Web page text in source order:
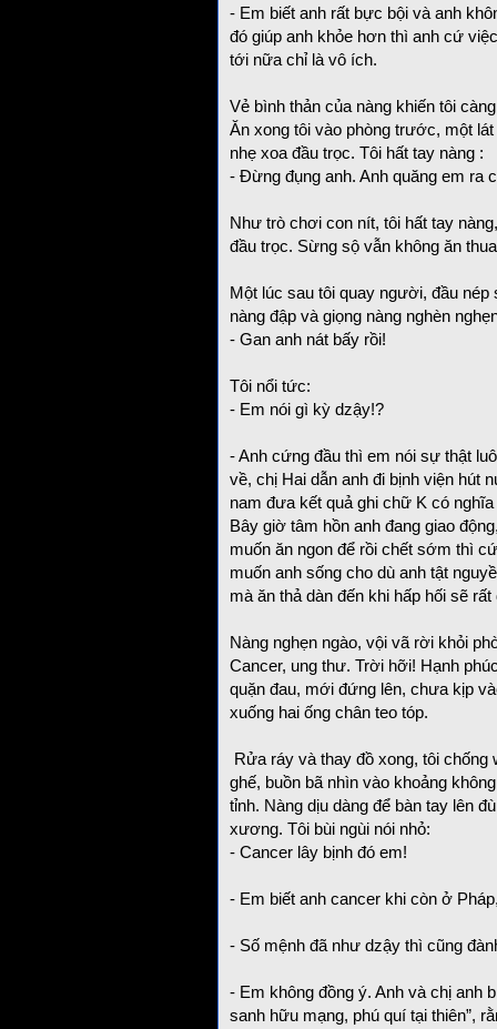
- Em biết anh rất bực bội và anh
đó giúp anh khỏe hơn thì anh cứ
tới nữa chỉ là vô ích.
Vẻ bình thản của nàng khiến tôi
Ăn xong tôi vào phòng trước, một
nhẹ xoa đầu trọc. Tôi hất tay nàng :
- Đừng đụng anh. Anh quăng em ra
Như trò chơi con nít, tôi hất tay
đầu trọc. Sừng sộ vẫn không ăn
Một lúc sau tôi quay người, đầu
nàng đập và giọng nàng nghèn
- Gan anh nát bấy rồi!
Tôi nổi tức:
- Em nói gì kỳ dzậy!?
- Anh cứng đầu thì em nói sự thật
về, chị Hai dẫn anh đi bịnh viện hút
nam đưa kết quả ghi chữ K có
Bây giờ tâm hồn anh đang giao
muốn ăn ngon để rồi chết sớm thì
muốn anh sống cho dù anh tật
mà ăn thả dàn đến khi hấp hối sẽ
Nàng nghẹn ngào, vội vã rời khỏi
Cancer, ung thư. Trời hỡi! Hạnh
quặn đau, mới đứng lên, chưa kịp
xuống hai ống chân teo tóp.
Rửa ráy và thay đồ xong, tôi chống
ghế, buồn bã nhìn vào khoảng
tỉnh. Nàng dịu dàng để bàn tay lên
xương. Tôi bùi ngùi nói nhỏ:
- Cancer lây bịnh đó em!
- Em biết anh cancer khi còn ở
- Số mệnh đã như dzậy thì cũng
- Em không đồng ý. Anh và chị anh
sanh hữu mạng, phú quí tại thiên”,